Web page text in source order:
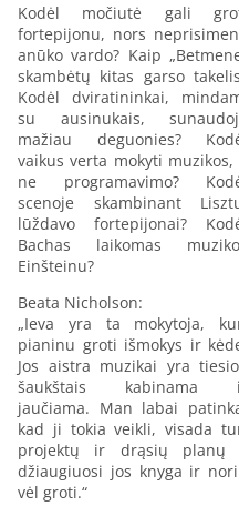
Kodėl močiutė gali
fortepijonu, nors
anūko vardo? Kaip
skambėtų kitas garso
Kodėl dviratininkai,
su ausinukais,
mažiau deguonies?
vaikus verta mokyti muzikos,
ne programavimo?
scenoje skambinant
lūždavo fortepijonai?
Bachas laikomas
Einšteinu?
Beata Nicholson:
„Ieva yra ta mokytoja,
pianinu groti išmokys ir
Jos aistra muzikai yra
šaukštais kabinama
jaučiama. Man labai
kad ji tokia veikli, visada
projektų ir drąsių planų
džiaugiuosi jos knyga ir
vėl groti.“